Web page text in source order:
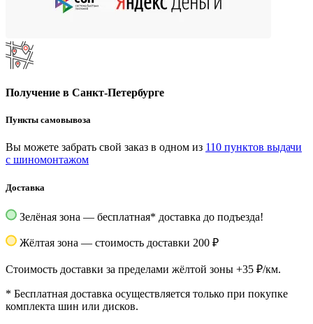
Получение в Санкт-Петербурге
Пункты самовывоза
Вы можете забрать свой заказ в одном из 110 пунктов выдачи
с шиномонтажом
Доставка
Зелёная зона — бесплатная* доставка до подъезда!
Жёлтая зона — стоимость доставки 200 ₽
Стоимость доставки за пределами жёлтой зоны +35 ₽/км.
* Бесплатная доставка осуществляется только при покупке
комплекта шин или дисков.